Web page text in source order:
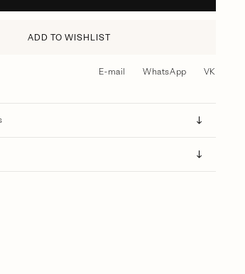
ADD TO WISHLIST
E-mail WhatsApp VK